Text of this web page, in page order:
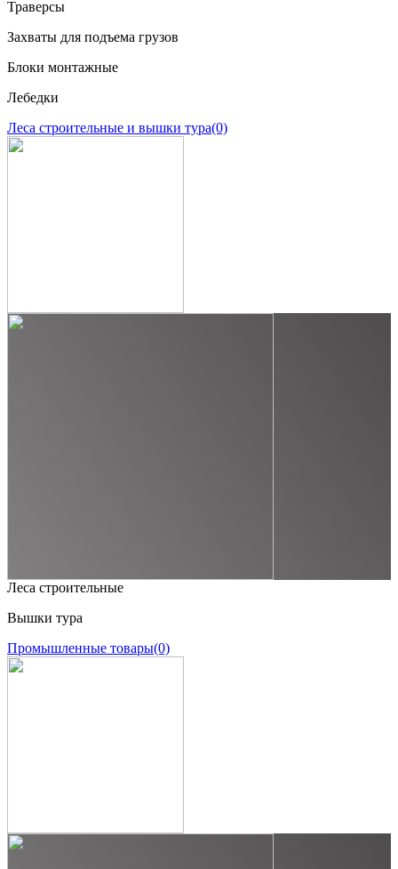
Траверсы
Захваты для подъема грузов
Блоки монтажные
Лебедки
Леса строительные и вышки тура(0)
Леса строительные
Вышки тура
Промышленные товары(0)